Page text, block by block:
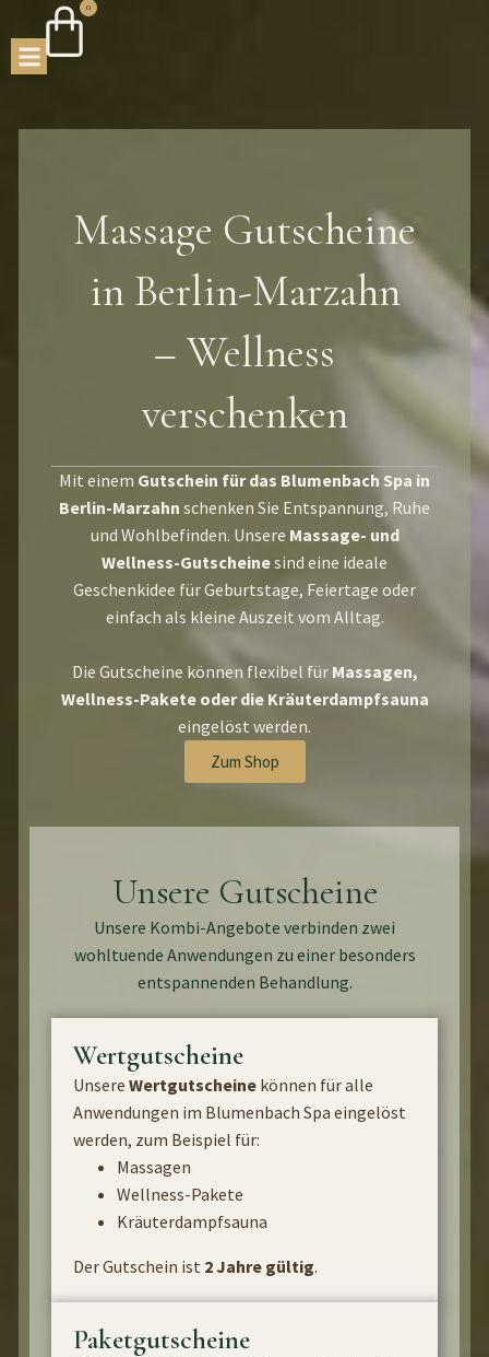
0
Massage Gutscheine
in Berlin-Marzahn
– Wellness
verschenken
Mit einem Gutschein für das Blumenbach Spa in
Berlin-Marzahn schenken Sie Entspannung, Ruhe
und Wohlbefinden. Unsere Massage- und
Wellness-Gutscheinesind eine ideale
Geschenkidee für Geburtstage, Feiertage oder
einfach als kleine Auszeit vom Alltag.
Die Gutscheine können flexibel für Massagen,
Wellness-Pakete oder die Kräuterdampfsauna
eingelöst werden.
Zum Shop
Unsere Gutscheine
Unsere Kombi-Angebote verbinden zwei
wohltuende Anwendungen zu einer besonders
entspannenden Behandlung.
Wertgutscheine
Unsere Wertgutscheine können für alle
Anwendungen im Blumenbach Spa eingelöst
werden, zum Beispiel für:
Massagen
Wellness-Pakete
Kräuterdampfsauna
Der Gutschein ist 2 Jahre gültig.
Paketgutscheine